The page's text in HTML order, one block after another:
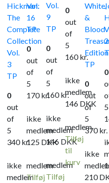
Hickman:
The
Complete
Collection
Vol.
3
TP
0
out
of
5
340kr.
ikke
medlem
Vol.
16
TP
0
out
of
5
170kr.
ikke
medlem
125 DKK
medlem
Tilføj
Vol.
9
TP
0
out
of
5
160kr.
ikke
medlem
146 DKK
medlem
Tilføj
0
out
of
5
160kr.
ikke
medlem
146 DKK
medlem
Tilføj
til
kurv
White,
&
Blood
Edition
TP
0
out
of
5
370kr.
ikke
210
2
0
5